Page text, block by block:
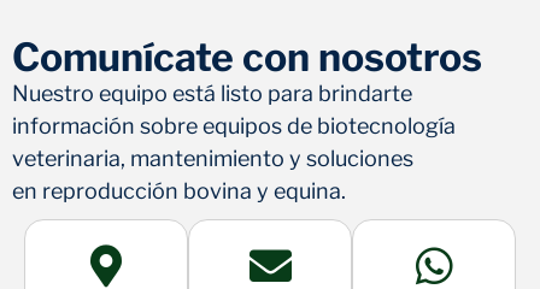
Comunícate con nosotros
Nuestro equipo está listo para brindarte
información sobre equipos de biotecnología
veterinaria, mantenimiento y soluciones
en reproducción bovina y equina.